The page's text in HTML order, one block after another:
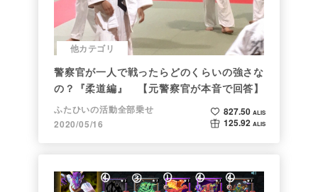
他カテゴリ
警察官が一人で戦ったらどのくらいの強さな
の？『柔道編』 【元警察官が本音で回答】
ふたひいの活動全部乗せ
2020/05/16
827.50 ALIS
125.92 ALIS